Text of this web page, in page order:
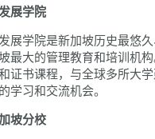
展学院
学院是新加坡历史最悠久
最大的管理教育和培训机
证书课程，与全球多所大
学习和交流机会。
坡分校